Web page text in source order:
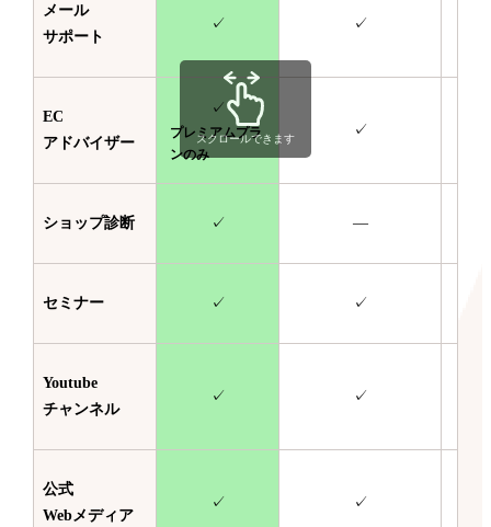
メール
サポート
✓ ✓
EC
アドバイザー
✓
プレミアムプラ
ンのみ
✓
ショップ診断 ✓ —
セミナー ✓ ✓
Youtube
チャンネル
✓ ✓
公式
Webメディア
✓ ✓
スクロールできます